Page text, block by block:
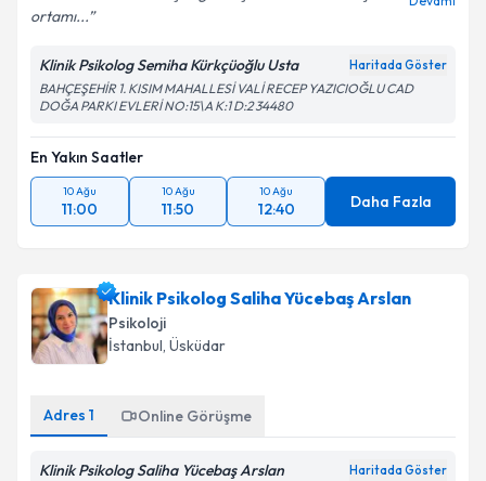
ortamı...
Klinik Psikolog Semiha Kürkçüoğlu Usta Haritada Göster
BAHÇEŞEHİR 1. KISIM MAHALLESİ VALİ RECEP YAZICIOĞLU CAD
DOĞA PARKI EVLERİ NO:15\A K:1 D:2 34480
En Yakın Saatler
10 Ağu
11:00
10 Ağu
11:50
10 Ağu
12:40 Daha Fazla
Klinik Psikolog Saliha Yücebaş Arslan
Psikoloji
İstanbul, Üsküdar
Adres 1 Online Görüşme
Klinik Psikolog Saliha Yücebaş Arslan Haritada Göster